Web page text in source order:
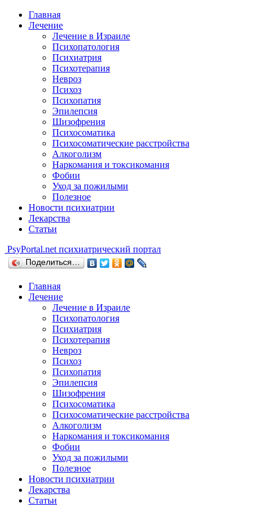
Главная
Лечение
Лечение в Израиле
Психопатология
Психиатрия
Психотерапия
Невроз
Психоз
Психопатия
Эпилепсия
Шизофрения
Психосоматика
Психосоматические расстройства
Алкоголизм
Наркомания и токсикомания
Фобии
Уход за пожилыми
Полезное
Новости психиатрии
Лекарства
Статьи
PsyPortal.net психиатрический портал
Поделиться…
Главная
Лечение
Лечение в Израиле
Психопатология
Психиатрия
Психотерапия
Невроз
Психоз
Психопатия
Эпилепсия
Шизофрения
Психосоматика
Психосоматические расстройства
Алкоголизм
Наркомания и токсикомания
Фобии
Уход за пожилыми
Полезное
Новости психиатрии
Лекарства
Статьи